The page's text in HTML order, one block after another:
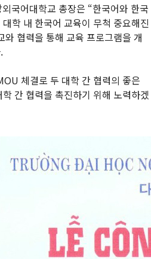
국어대학교 총장은 “한국어와 한국
학 내 한국어 교육이 무척 중요해진
협력을 통해 교육 프로그램을 개
체결로 두 대학 간 협력의 좋은
간 협력을 촉진하기 위해 노력하겠